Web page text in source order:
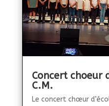
Concert choeur
C.M.
Le concert chœur